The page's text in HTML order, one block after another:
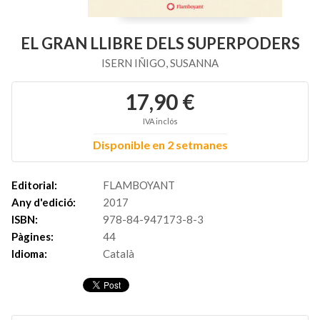
EL GRAN LLIBRE DELS SUPERPODERS
ISERN IÑIGO, SUSANNA
17,90 €
IVA inclós
Disponible en 2 setmanes
Editorial:
FLAMBOYANT
Any d'edició:
2017
ISBN:
978-84-947173-8-3
Pàgines:
44
Idioma:
Català